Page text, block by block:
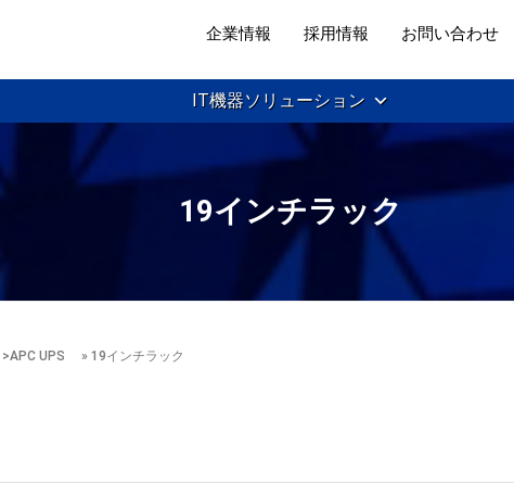
企業情報 採用情報 お問い合わせ
IT機器ソリューション
19インチラック
>APC UPS » 19インチラック